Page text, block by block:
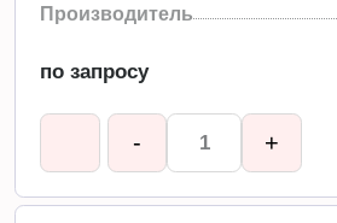
Производитель
по запросу
- +